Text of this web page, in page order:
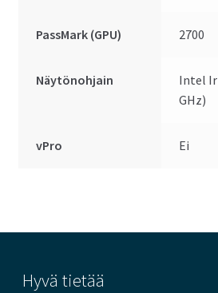
PassMark (GPU) 2700
Näytönohjain
Intel
GHz)
vPro Ei
Hyvä tietää